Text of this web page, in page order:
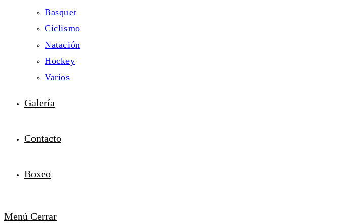
Basquet
Ciclismo
Natación
Hockey
Varios
Galería
Contacto
Boxeo
Menú Cerrar